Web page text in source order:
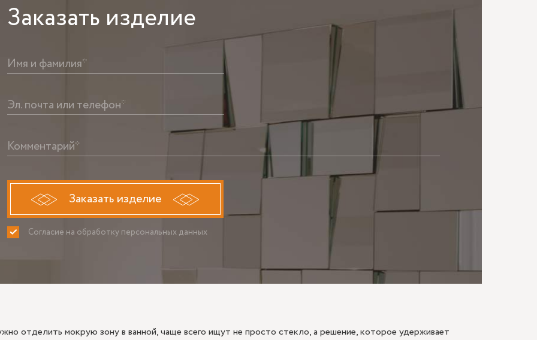
Заказать изделие
Имя и фамилия*
Эл. почта или телефон*
Комментарий*
Заказать изделие
Согласие на обработку персональных данных
ПРИНИМАЮ
отделить мокрую зону в ванной, чаще всего ищут не просто стекло, а решение, которое удерживает